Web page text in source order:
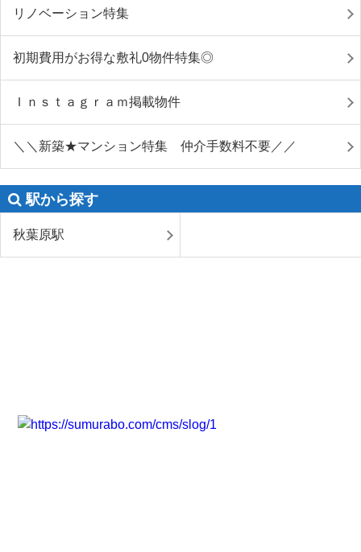
リノベーション特集
初期費用がお得な敷礼0物件特集◎
Ｉｎｓｔａｇｒａｍ掲載物件
＼＼新築★マンション特集 仲介手数料不要／／
駅から探す
秋葉原駅